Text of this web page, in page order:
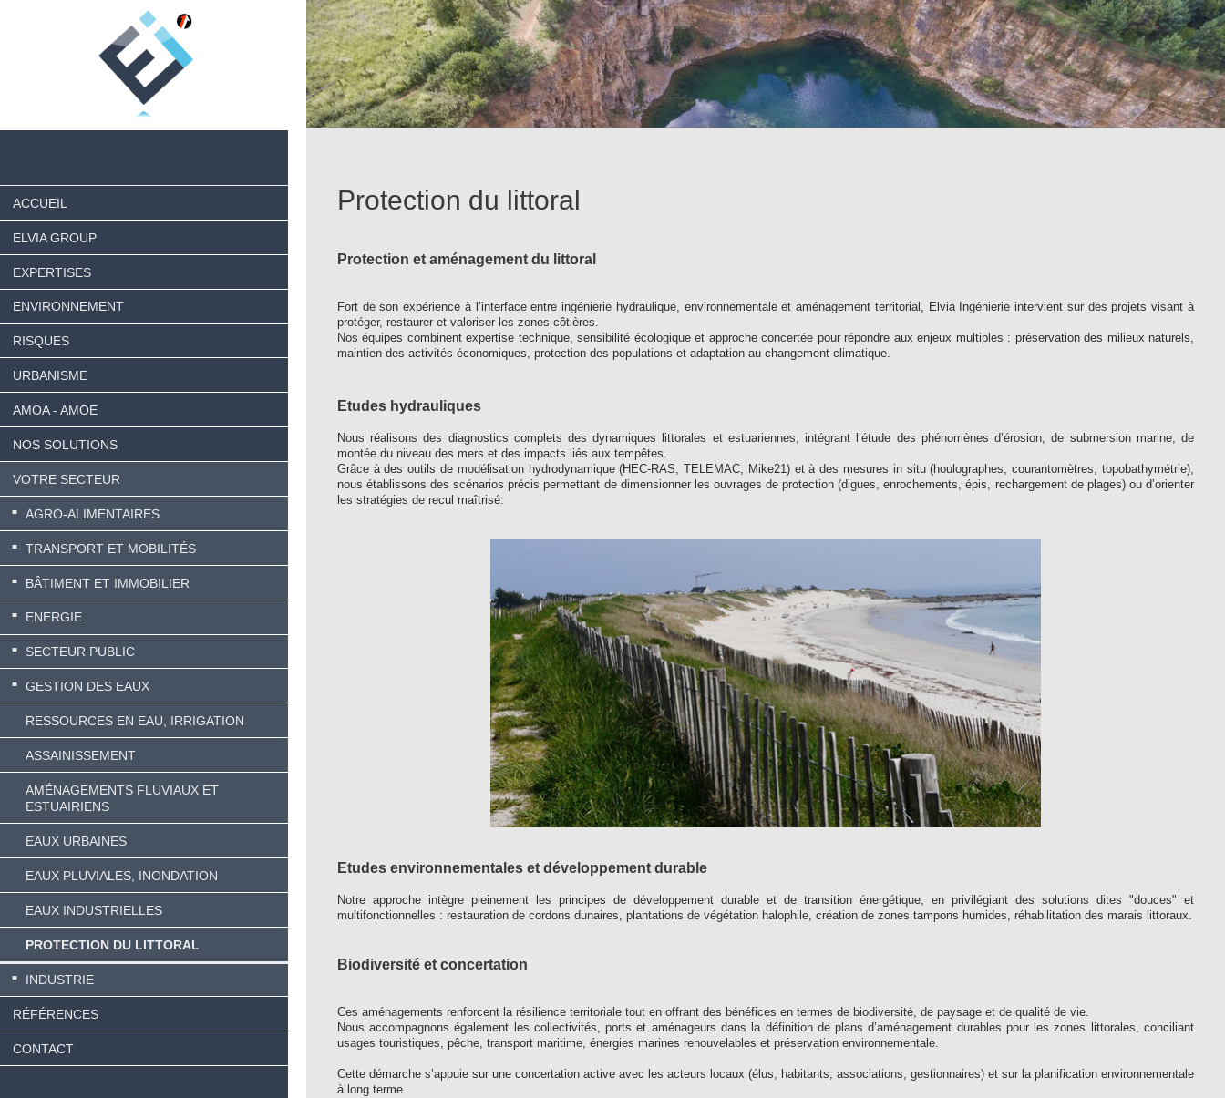
ACCUEIL
ELVIA GROUP
EXPERTISES
ENVIRONNEMENT
RISQUES
URBANISME
AMOA - AMOE
NOS SOLUTIONS
VOTRE SECTEUR
AGRO-ALIMENTAIRES
TRANSPORT ET MOBILITÉS
BÂTIMENT ET IMMOBILIER
ENERGIE
SECTEUR PUBLIC
GESTION DES EAUX
RESSOURCES EN EAU, IRRIGATION
ASSAINISSEMENT
AMÉNAGEMENTS FLUVIAUX ET
ESTUAIRIENS
EAUX URBAINES
EAUX PLUVIALES, INONDATION
EAUX INDUSTRIELLES
PROTECTION DU LITTORAL
INDUSTRIE
RÉFÉRENCES
CONTACT
Protection du littoral
Protection et aménagement du littoral
Fort de son expérience à l’interface entre ingénierie hydraulique, environnementale et aménagement territorial, Elvia Ingénierie intervient sur des projets visant à
protéger, restaurer et valoriser les zones côtières.
Nos équipes combinent expertise technique, sensibilité écologique et approche concertée pour répondre aux enjeux multiples : préservation des milieux naturels,
maintien des activités économiques, protection des populations et adaptation au changement climatique.
Etudes hydrauliques
Nous réalisons des diagnostics complets des dynamiques littorales et estuariennes, intégrant l’étude des phénomènes d’érosion, de submersion marine, de
montée du niveau des mers et des impacts liés aux tempêtes.
Grâce à des outils de modélisation hydrodynamique (HEC-RAS, TELEMAC, Mike21) et à des mesures in situ (houlographes, courantomètres, topobathymétrie),
nous établissons des scénarios précis permettant de dimensionner les ouvrages de protection (digues, enrochements, épis, rechargement de plages) ou d’orienter
les stratégies de recul maîtrisé.
Etudes environnementales et développement durable
Notre approche intègre pleinement les principes de développement durable et de transition énergétique, en privilégiant des solutions dites "douces" et
multifonctionnelles : restauration de cordons dunaires, plantations de végétation halophile, création de zones tampons humides, réhabilitation des marais littoraux.
Biodiversité et concertation
Ces aménagements renforcent la résilience territoriale tout en offrant des bénéfices en termes de biodiversité, de paysage et de qualité de vie.
Nous accompagnons également les collectivités, ports et aménageurs dans la définition de plans d’aménagement durables pour les zones littorales, conciliant
usages touristiques, pêche, transport maritime, énergies marines renouvelables et préservation environnementale.
Cette démarche s’appuie sur une concertation active avec les acteurs locaux (élus, habitants, associations, gestionnaires) et sur la planification environnementale
à long terme.